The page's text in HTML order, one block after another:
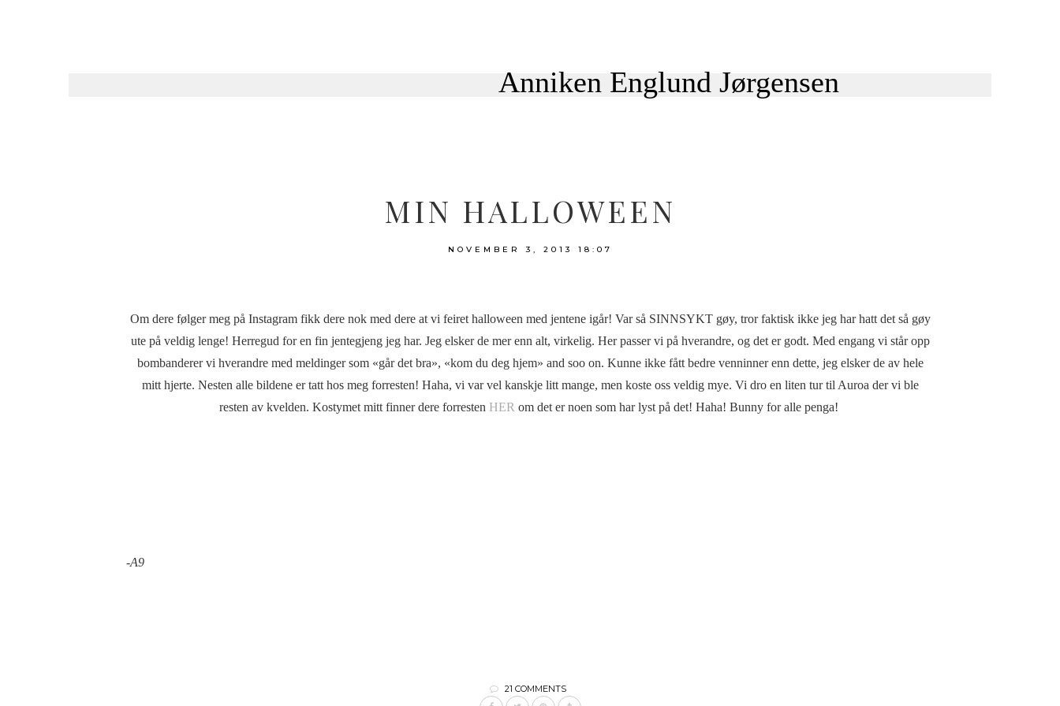
MIN HALLOWEEN
NOVEMBER 3, 2013 18:07
Om dere følger meg på Instagram fikk dere nok med dere at vi feiret halloween med jentene igår! Var så SINNSYKT gøy, tror faktisk ikke jeg har hatt det så gøy
ute på veldig lenge! Herregud for en fin jentegjeng jeg har. Jeg elsker de mer enn alt, virkelig. Her passer vi på hverandre, og det er godt. Med engang vi står opp
bombanderer vi hverandre med meldinger som «går det bra», «kom du deg hjem» and soo on. Kunne ikke fått bedre venninner enn dette, jeg elsker de av hele
mitt hjerte. Nesten alle bildene er tatt hos meg forresten! Haha, vi var vel kanskje litt mange, men koste oss veldig mye. Vi dro en liten tur til Auroa der vi ble
resten av kvelden. Kostymet mitt finner dere forresten HER om det er noen som har lyst på det! Haha! Bunny for alle penga!
-A9
21 COMMENTS